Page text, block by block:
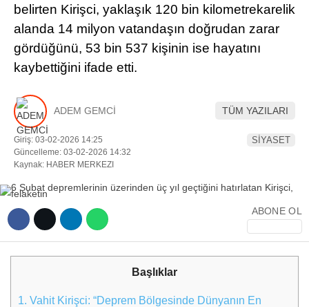
WhatsApp İhbar Hattı
EKONOMİ
YAZARLAR
YEREL HABERLER
belirten Kirişci, yaklaşık 120 bin kilometrekarelik
alanda 14 milyon vatandaşın doğrudan zarar
gördüğünü, 53 bin 537 kişinin ise hayatını
kaybettiğini ifade etti.
ADEM GEMCİ TÜM YAZILARI
Giriş: 03-02-2026 14:25
Güncelleme: 03-02-2026 14:32
Kaynak: HABER MERKEZI
SİYASET
ABONE OL
Başlıklar
1. Vahit Kirişci: “Deprem Bölgesinde Dünyanın En